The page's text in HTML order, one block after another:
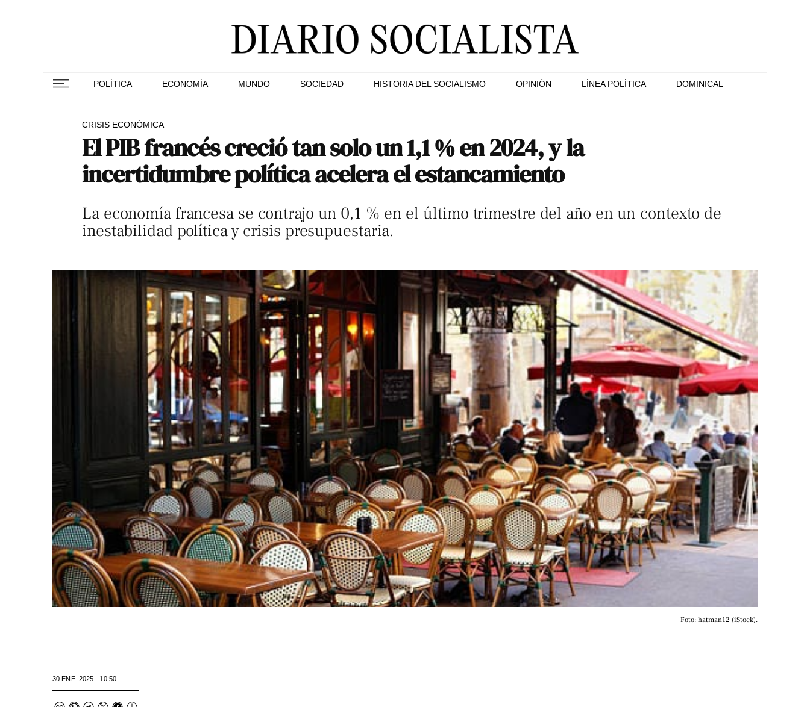
POLÍTICA ECONOMÍA MUNDO SOCIEDAD HISTORIA DEL SOCIALISMO OPINIÓN LÍNEA POLÍTICA DOMINICAL
CRISIS ECONÓMICA
El PIB francés creció tan solo un 1,1 % en 2024, y la
incertidumbre política acelera el estancamiento
La economía francesa se contrajo un 0,1 % en el último trimestre del año en un contexto de
inestabilidad política y crisis presupuestaria.
Foto: hatman12 (iStock).
30 ENE. 2025 - 10:50